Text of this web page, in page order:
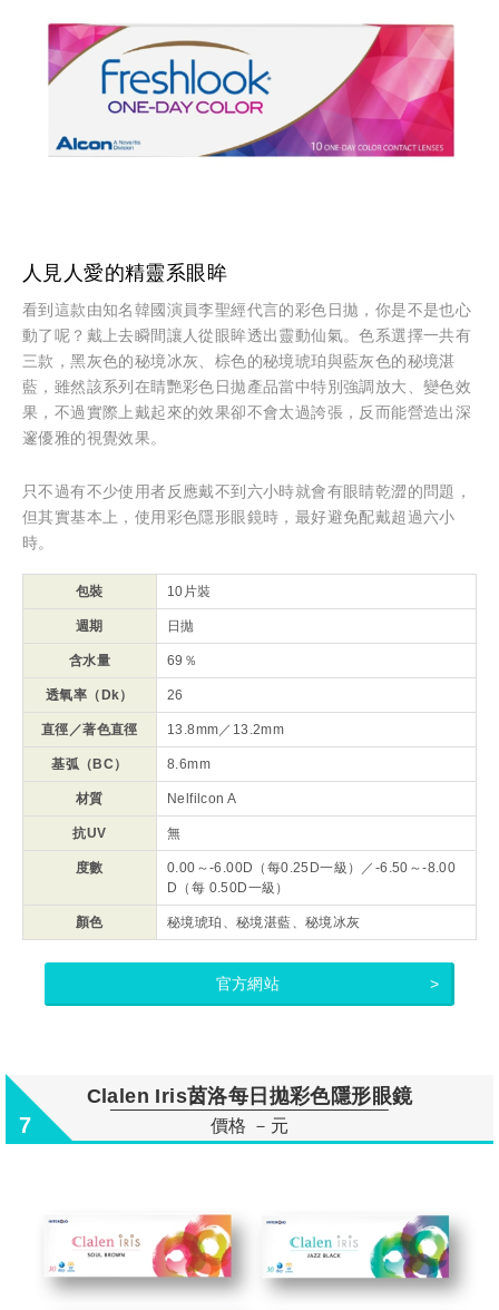
人見人愛的精靈系眼眸
看到這款由知名韓國演員李聖經代言的彩色日拋，你是不是也心
動了呢？戴上去瞬間讓人從眼眸透出靈動仙氣。色系選擇一共有
三款，黑灰色的秘境冰灰、棕色的秘境琥珀與藍灰色的秘境湛
藍，雖然該系列在睛艷彩色日拋產品當中特別強調放大、變色效
果，不過實際上戴起來的效果卻不會太過誇張，反而能營造出深
邃優雅的視覺效果。
只不過有不少使用者反應戴不到六小時就會有眼睛乾澀的問題，
但其實基本上，使用彩色隱形眼鏡時，最好避免配戴超過六小
時。
包裝 10片裝
週期 日拋
含水量 69％
透氧率（Dk） 26
直徑／著色直徑 13.8mm／13.2mm
基弧（BC） 8.6mm
材質 Nelfilcon A
抗UV 無
度數
0.00～-6.00D（每0.25D一級）／-6.50～-8.00
D（每 0.50D一級）
顏色 秘境琥珀、秘境湛藍、秘境冰灰
官方網站
7
Clalen Iris茵洛每日拋彩色隱形眼鏡
價格 －元